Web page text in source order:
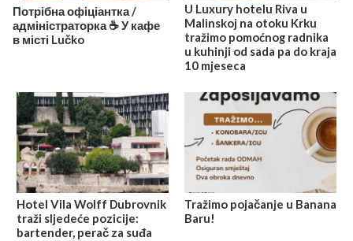
Потрібна офіціантка /
адміністраторка ☕️ У кафе
в місті Lučko
U Luxury hotelu Riva u
Malinskoj na otoku Krku
tražimo pomoćnog radnika
u kuhinji od sada pa do kraja
10 mjeseca
Hotel Vila Wolff Dubrovnik
traži sljedeće pozicije:
bartender, perač za suđa
Tražimo pojačanje u Banana
Baru!